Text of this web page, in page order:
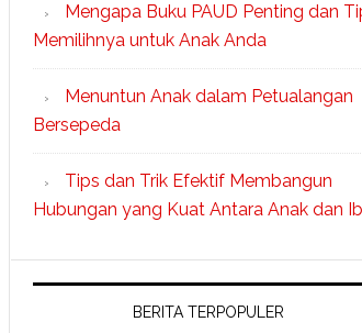
Mengapa Buku PAUD Penting dan
Memilihnya untuk Anak Anda
Menuntun Anak dalam Petualangan
Bersepeda
Tips dan Trik Efektif Membangun
Hubungan yang Kuat Antara Anak dan
BERITA TERPOPULER